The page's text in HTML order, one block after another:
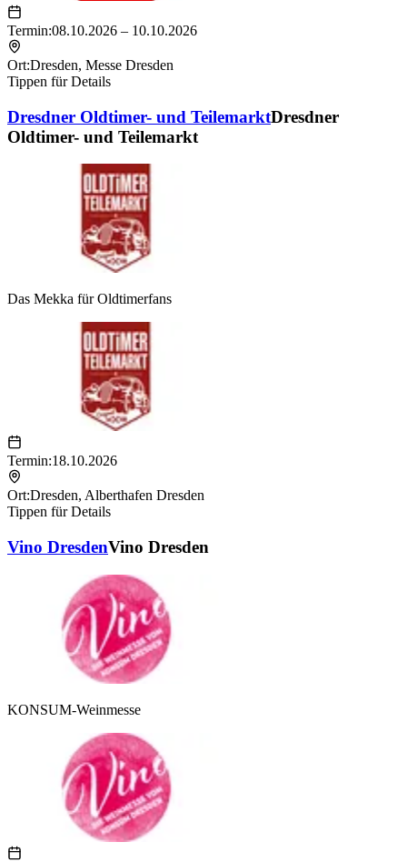
Termin:08.10.2026 – 10.10.2026
Ort:Dresden, Messe Dresden
Tippen für Details
Dresdner Oldtimer- und TeilemarktDresdner
Oldtimer- und Teilemarkt
Das Mekka für Oldtimerfans
Termin:18.10.2026
Ort:Dresden, Alberthafen Dresden
Tippen für Details
Vino DresdenVino Dresden
KONSUM-Weinmesse